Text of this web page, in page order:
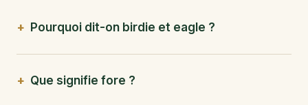
Pourquoi dit-on birdie et eagle ?
Que signifie fore ?